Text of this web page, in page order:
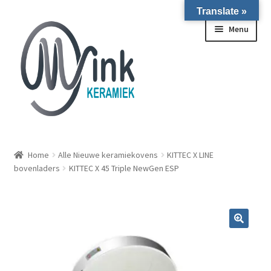
Ga door naar navigatie
Ga naar de inhoud
Menu
WIERINGERWERF
Home Alle Nieuwe keramiekovens
KITTEC X LINE
bovenladers
KITTEC X 45 Triple NewGen ESP
Translate »